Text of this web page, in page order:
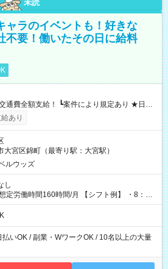
未読
ャラのイベントも！好きな
要！働いたその日に給料
） ┗働いたその日に現金GET♪ お仕事後はコ
分を引き落とせます！ 【試用期間】試
あり
大宮区錦町（最寄り駅：大宮駅）
ルウッズ
し
間160時間/月 【シフト例】 ・8：00
いOK / 副業・WワークOK / 10名以上の大量